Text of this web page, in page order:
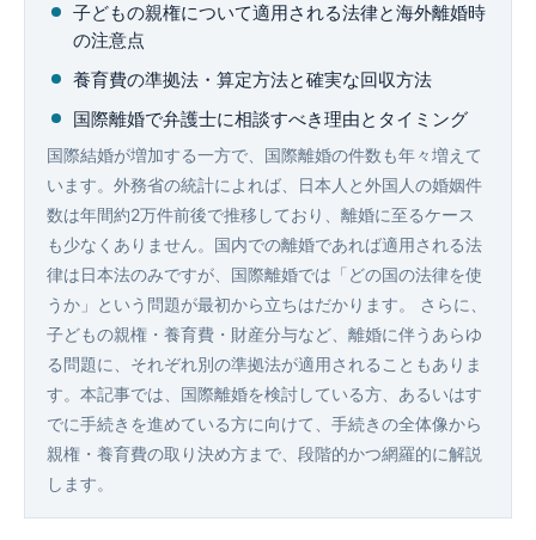
子どもの親権について適用される法律と海外離婚時
の注意点
養育費の準拠法・算定方法と確実な回収方法
国際離婚で弁護士に相談すべき理由とタイミング
国際結婚が増加する一方で、国際離婚の件数も年々増えて
います。外務省の統計によれば、日本人と外国人の婚姻件
数は年間約2万件前後で推移しており、離婚に至るケース
も少なくありません。国内での離婚であれば適用される法
律は日本法のみですが、国際離婚では「どの国の法律を使
うか」という問題が最初から立ちはだかります。 さらに、
子どもの親権・養育費・財産分与など、離婚に伴うあらゆ
る問題に、それぞれ別の準拠法が適用されることもありま
す。本記事では、国際離婚を検討している方、あるいはす
でに手続きを進めている方に向けて、手続きの全体像から
親権・養育費の取り決め方まで、段階的かつ網羅的に解説
します。